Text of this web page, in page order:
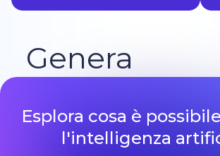
Genera
Esplora cosa è
l'intelligenza